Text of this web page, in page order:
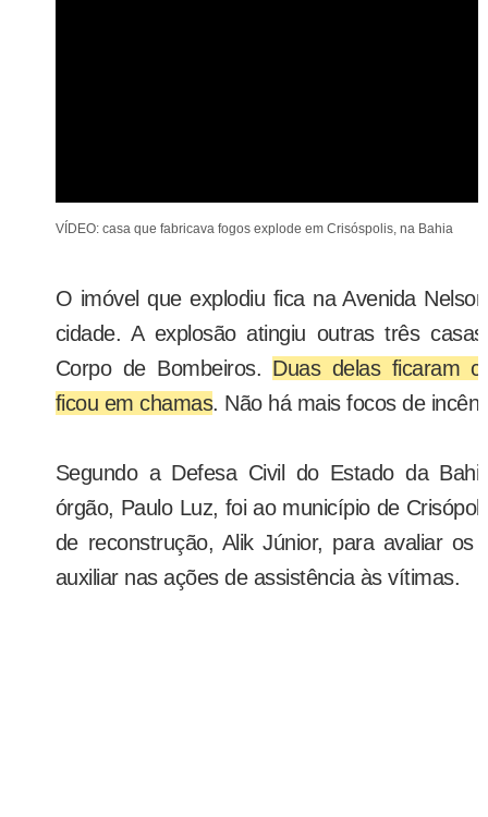
VÍDEO: casa que fabricava fogos explode em Crisóspolis, na Bahia
O imóvel que explodiu fica na Avenida
cidade. A explosão atingiu outras três
Corpo de Bombeiros. Duas delas ficaram
ficou em chamas. Não há mais focos de
Segundo a Defesa Civil do Estado da
órgão, Paulo Luz, foi ao município de
de reconstrução, Alik Júnior, para avaliar os
auxiliar nas ações de assistência às vítimas.